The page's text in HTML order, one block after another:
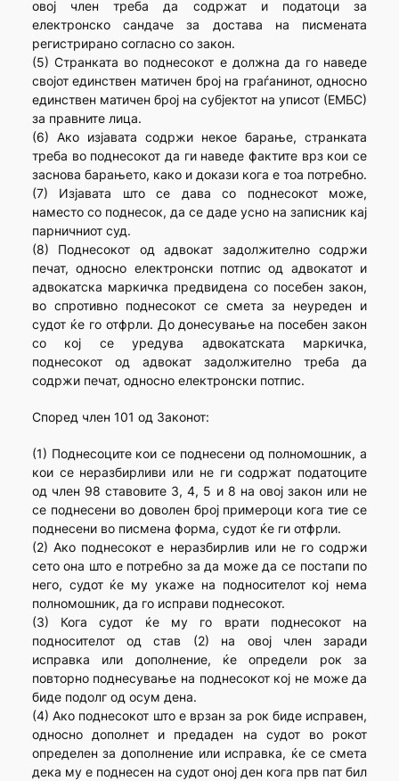
овој член треба да содржат и податоци за
електронско сандаче за достава на писмената
регистрирано согласно со закон.
(5) Странката во поднесокот е должна да го наведе
својот единствен матичен број на граѓанинот, односно
единствен матичен број на субјектот на уписот (ЕМБС)
за правните лица.
(6) Ако изјавата содржи некое барање, странката
треба во поднесокот да ги наведе фактите врз кои се
заснова барањето, како и докази кога е тоа потребно.
(7) Изјавата што се дава со поднесокот може,
наместо со поднесок, да се даде усно на записник кај
парничниот суд.
(8) Поднесокот од адвокат задолжително содржи
печат, односно електронски потпис од адвокатот и
адвокатска маркичка предвидена со посебен закон,
во спротивно поднесокот се смета за неуреден и
судот ќе го отфрли. До донесување на посебен закон
со кој се уредува адвокатската маркичка,
поднесокот од адвокат задолжително треба да
содржи печат, односно електронски потпис.
Според член 101 од Законот:
(1) Поднесоците кои се поднесени од полномошник, а
кои се неразбирливи или не ги содржат податоците
од член 98 ставовите 3, 4, 5 и 8 на овој закон или не
се поднесени во доволен број примероци кога тие се
поднесени во писмена форма, судот ќе ги отфрли.
(2) Ако поднесокот е неразбирлив или не го содржи
сето она што е потребно за да може да се постапи по
него, судот ќе му укаже на подносителот кој нема
полномошник, да го исправи поднесокот.
(3) Кога судот ќе му го врати поднесокот на
подносителот од став (2) на овој член заради
исправка или дополнение, ќе определи рок за
повторно поднесување на поднесокот кој не може да
биде подолг од осум дена.
(4) Ако поднесокот што е врзан за рок биде исправен,
односно дополнет и предаден на судот во рокот
определен за дополнение или исправка, ќе се смета
дека му е поднесен на судот оној ден кога прв пат бил